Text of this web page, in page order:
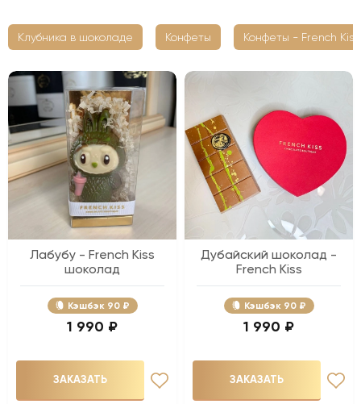
Клубника в шоколаде Конфеты Конфеты - French Kiss
Лабубу - French Kiss
шоколад
Кэшбэк 90 ₽
1 990 ₽
ЗАКАЗАТЬ
Дубайский шоколад -
French Kiss
Кэшбэк 90 ₽
1 990 ₽
ЗАКАЗАТЬ